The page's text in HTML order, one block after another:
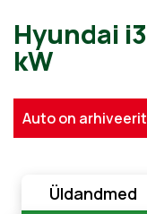
Hyundai
Auto on
Üldandmed